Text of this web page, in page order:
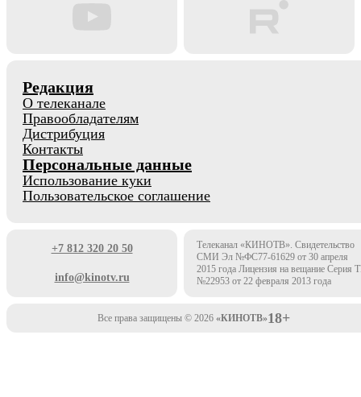
Редакция
О телеканале
Правообладателям
Дистрибуция
Контакты
Персональные данные
Использование куки
Пользовательское соглашение
+7 812 320 20 50
info@kinotv.ru
Телеканал «КИНОТВ». Свидетельство
СМИ Эл №ФС77-61629 от 30 апреля
2015 года Лицензия на вещание Серия
№22953 от 22 февраля 2013 года
Все права защищены © 2026 «КИНОТВ»18+